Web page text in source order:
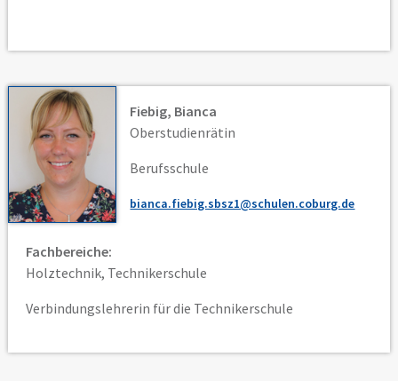
Fiebig, Bianca
Oberstudienrätin
Berufsschule
bianca.fiebig.sbsz1@schulen.coburg.de
Fachbereiche:
Holztechnik, Technikerschule
Verbindungslehrerin für die Technikerschule